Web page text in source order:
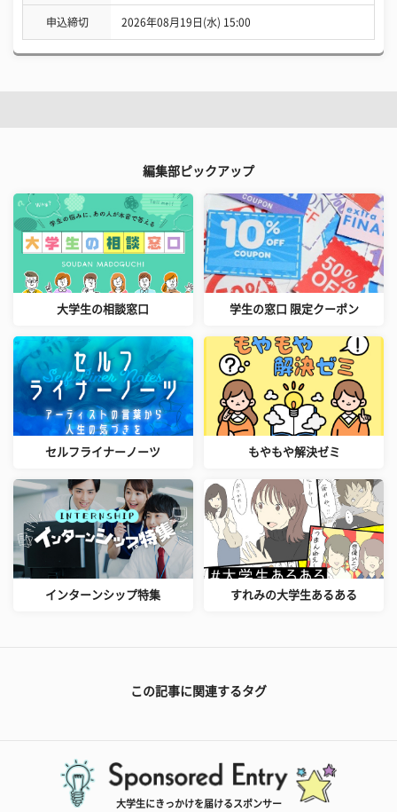
申込締切 2026年08月19日(水) 15:00
編集部ピックアップ
大学生の相談窓口 学生の窓口 限定クーポン
セルフライナーノーツ もやもや解決ゼミ
インターンシップ特集 すれみの大学生あるある
この記事に関連するタグ
大学生にきっかけを届けるスポンサー